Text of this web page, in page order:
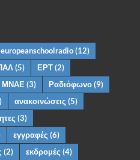
europeanschoolradio(12)
(5) ΕΡΤ(2)
ΜΝΑΕ (3) Ραδιόφωνο(9)
ανακοινώσεις (5)
(3)
εγγραφές (6)
(2) εκδρομές (4)